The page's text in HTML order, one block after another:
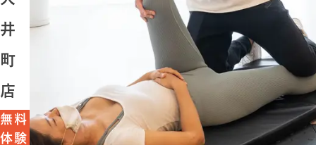
選ばれる理由
井
町
店
無料
体験